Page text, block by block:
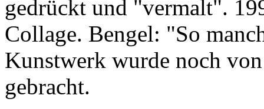
gedrückt und "vermalt".
Collage. Bengel: "So
Kunstwerk wurde noch
gebracht.